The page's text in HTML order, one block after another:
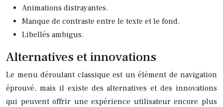
Animations distrayantes.
Manque de contraste entre le texte et le fond.
Libellés ambigus.
Alternatives et innovations
Le menu déroulant classique est un élément de navigation
éprouvé, mais il existe des alternatives et des innovations
qui peuvent offrir une expérience utilisateur encore plus